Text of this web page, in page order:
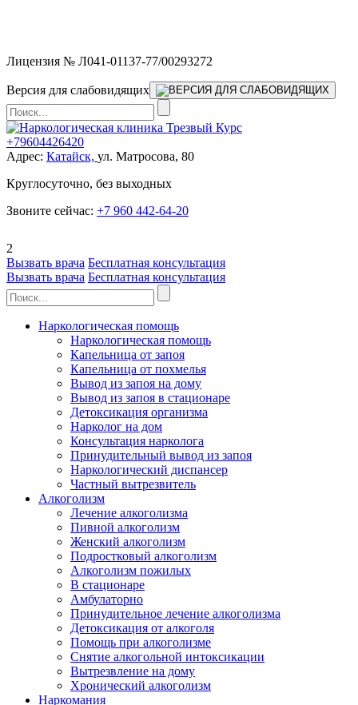
Лицензия № Л041-01137-77/00293272
Версия для слабовидящих
+79604426420
Адрес: Катайск, ул. Матросова, 80
Круглосуточно, без выходных
Звоните сейчас: +7 960 442-64-20
2
Вызвать врача Бесплатная консультация
Вызвать врача Бесплатная консультация
Наркологическая помощь
Наркологическая помощь
Капельница от запоя
Капельница от похмелья
Вывод из запоя на дому
Вывод из запоя в стационаре
Детоксикация организма
Нарколог на дом
Консультация нарколога
Принудительный вывод из запоя
Наркологический диспансер
Частный вытрезвитель
Алкоголизм
Лечение алкоголизма
Пивной алкоголизм
Женский алкоголизм
Подростковый алкоголизм
Алкоголизм пожилых
В стационаре
Амбулаторно
Принудительное лечение алкоголизма
Детоксикация от алкоголя
Помощь при алкоголизме
Снятие алкогольной интоксикации
Вытрезвление на дому
Хронический алкоголизм
Наркомания